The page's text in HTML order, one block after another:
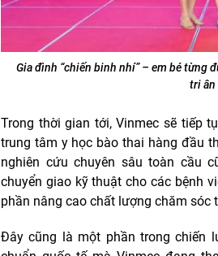
Gia đình “chiến binh nhí” – em bé từng
tri ân
Trong thời gian tới, Vinmec sẽ tiếp
trung tâm y học bào thai hàng đầu
nghiên cứu chuyên sâu toàn cầu
chuyển giao kỹ thuật cho các bệnh
phần nâng cao chất lượng chăm sóc
Đây cũng là một phần trong chiến